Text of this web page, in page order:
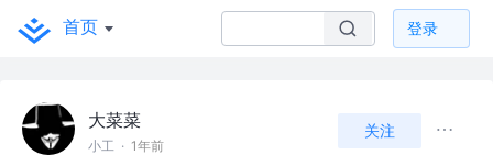
首页 登录
大菜菜
小工 · 1年前
关注